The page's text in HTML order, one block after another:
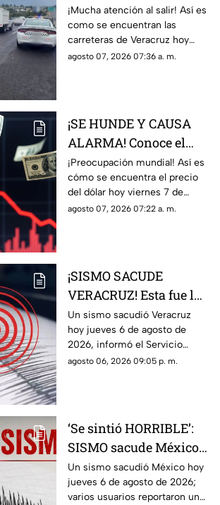
de las carreteras de
Veracruz hoy 7 de
agosto 2026
¡Mucha atención al salir! Así es
como se encuentran las
carreteras de Veracruz hoy
viernes 7 de agosto del 2026,
agosto 07, 2026 07:36 a. m.
¡SE HUNDE Y CAUSA
ALARMA! Conoce el
precio del dólar hoy 7
de agosto 2026 en
Veracruz
¡Preocupación mundial! Así es
cómo se encuentra el precio
del dólar hoy viernes 7 de
agosto del 2026 en bancos de
agosto 07, 2026 07:22 a. m.
¡SISMO SACUDE
VERACRUZ! Esta fue la
magnitud de la
sacudida hoy 6 de
agosto de 2026
Un sismo sacudió Veracruz
hoy jueves 6 de agosto de
2026, informó el Servicio
Sismológico Nacional.
agosto 06, 2026 09:05 p. m.
‘Se sintió HORRIBLE’:
SISMO sacude México
hoy 6 de agosto de 2026
¿Cuál fue la magnitud?
Un sismo sacudió México hoy
jueves 6 de agosto de 2026;
varios usuarios reportaron una